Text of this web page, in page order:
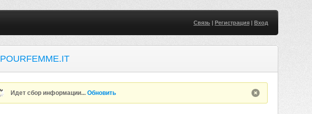
Связь| Регистрация| Вход
POURFEMME.IT
Идет сбор информации...Обновить